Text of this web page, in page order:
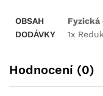
OBSAH
DODÁVKY
Fyzická
1x
Hodnocení (0)